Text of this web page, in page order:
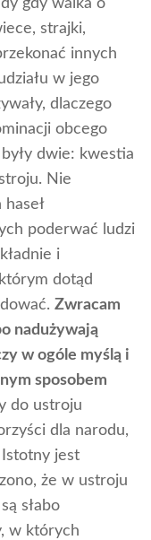
gdy walka o
strajki,
innych
w jego
dlaczego
obcego
dwie: kwestia
Nie
poderwać ludzi
i
dotąd
Zwracam
nadużywają
w ogóle myślą i
sposobem
do ustroju
dla narodu,
jest
że w ustroju
słabo
w których